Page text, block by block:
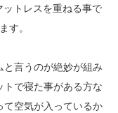
トレスを重ねる事で
す。
と言うのが絶妙が組み
で寝た事がある方な
て空気が入っているか